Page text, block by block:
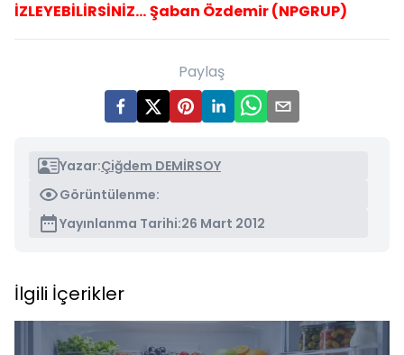
İZLEYEBİLİRSİNİZ...Şaban Özdemir (NPGRUP)
Paylaş
Yazar:Çiğdem DEMİRSOY
Görüntülenme:
Yayınlanma Tarihi:26 Mart 2012
İlgili İçerikler